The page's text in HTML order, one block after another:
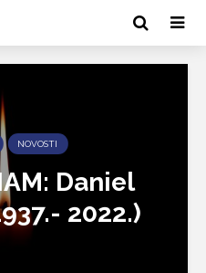
NOVOSTI
Daniel
2022.)